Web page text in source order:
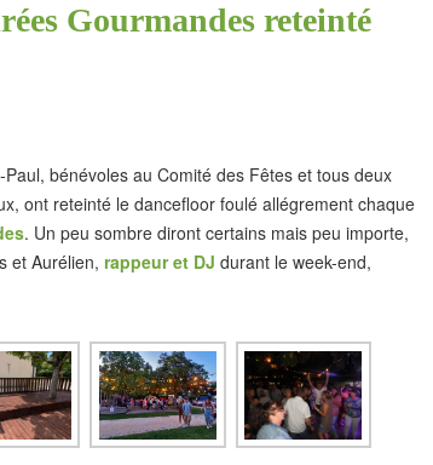
Gourmandes reteinté
bénévoles au Comité des Fêtes et tous deux
ont reteinté le dancefloor foulé allégrement chaque
. Un peu sombre diront certains mais peu importe,
et Aurélien, rappeur et DJ durant le week-end,